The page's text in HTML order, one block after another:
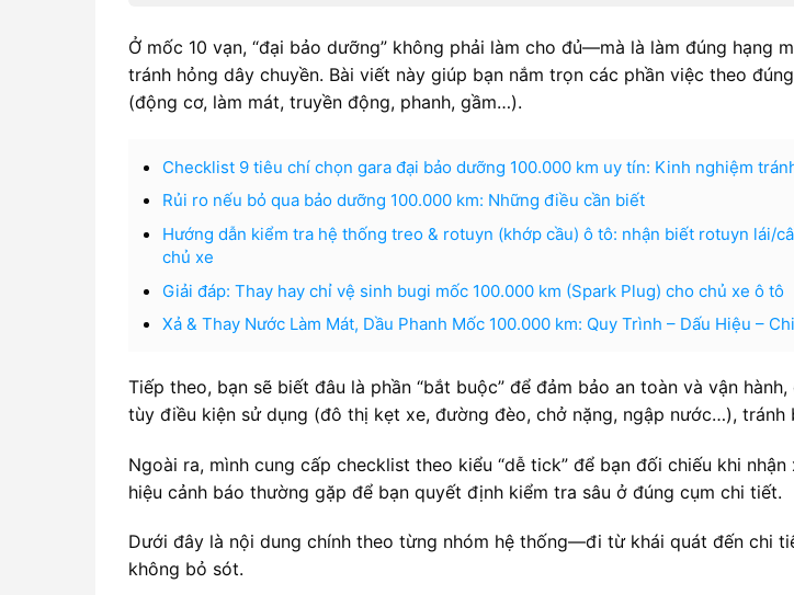
Ở mốc 10 vạn, “đại bảo dưỡng” không phải làm cho đủ—mà là làm đúng hạng
tránh hỏng dây chuyền. Bài viết này giúp bạn nắm trọn các phần việc theo
(động cơ, làm mát, truyền động, phanh, gầm…).
Checklist 9 tiêu chí chọn gara đại bảo dưỡng 100.000 km uy tín: Kinh nghiệm
Rủi ro nếu bỏ qua bảo dưỡng 100.000 km: Những điều cần biết
Hướng dẫn kiểm tra hệ thống treo & rotuyn (khớp cầu) ô tô: nhận biết rotuyn lái/
chủ xe
Giải đáp: Thay hay chỉ vệ sinh bugi mốc 100.000 km (Spark Plug) cho chủ xe ô tô
Xả & Thay Nước Làm Mát, Dầu Phanh Mốc 100.000 km: Quy Trình – Dấu Hiệu –
Tiếp theo, bạn sẽ biết đâu là phần “bắt buộc” để đảm bảo an toàn và vận hành,
tùy điều kiện sử dụng (đô thị kẹt xe, đường đèo, chở nặng, ngập nước…), tránh
Ngoài ra, mình cung cấp checklist theo kiểu “dễ tick” để bạn đối chiếu khi
hiệu cảnh báo thường gặp để bạn quyết định kiểm tra sâu ở đúng cụm chi tiết.
Dưới đây là nội dung chính theo từng nhóm hệ thống—đi từ khái quát đến chi
không bỏ sót.